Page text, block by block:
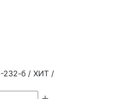
232-б / ХИТ /